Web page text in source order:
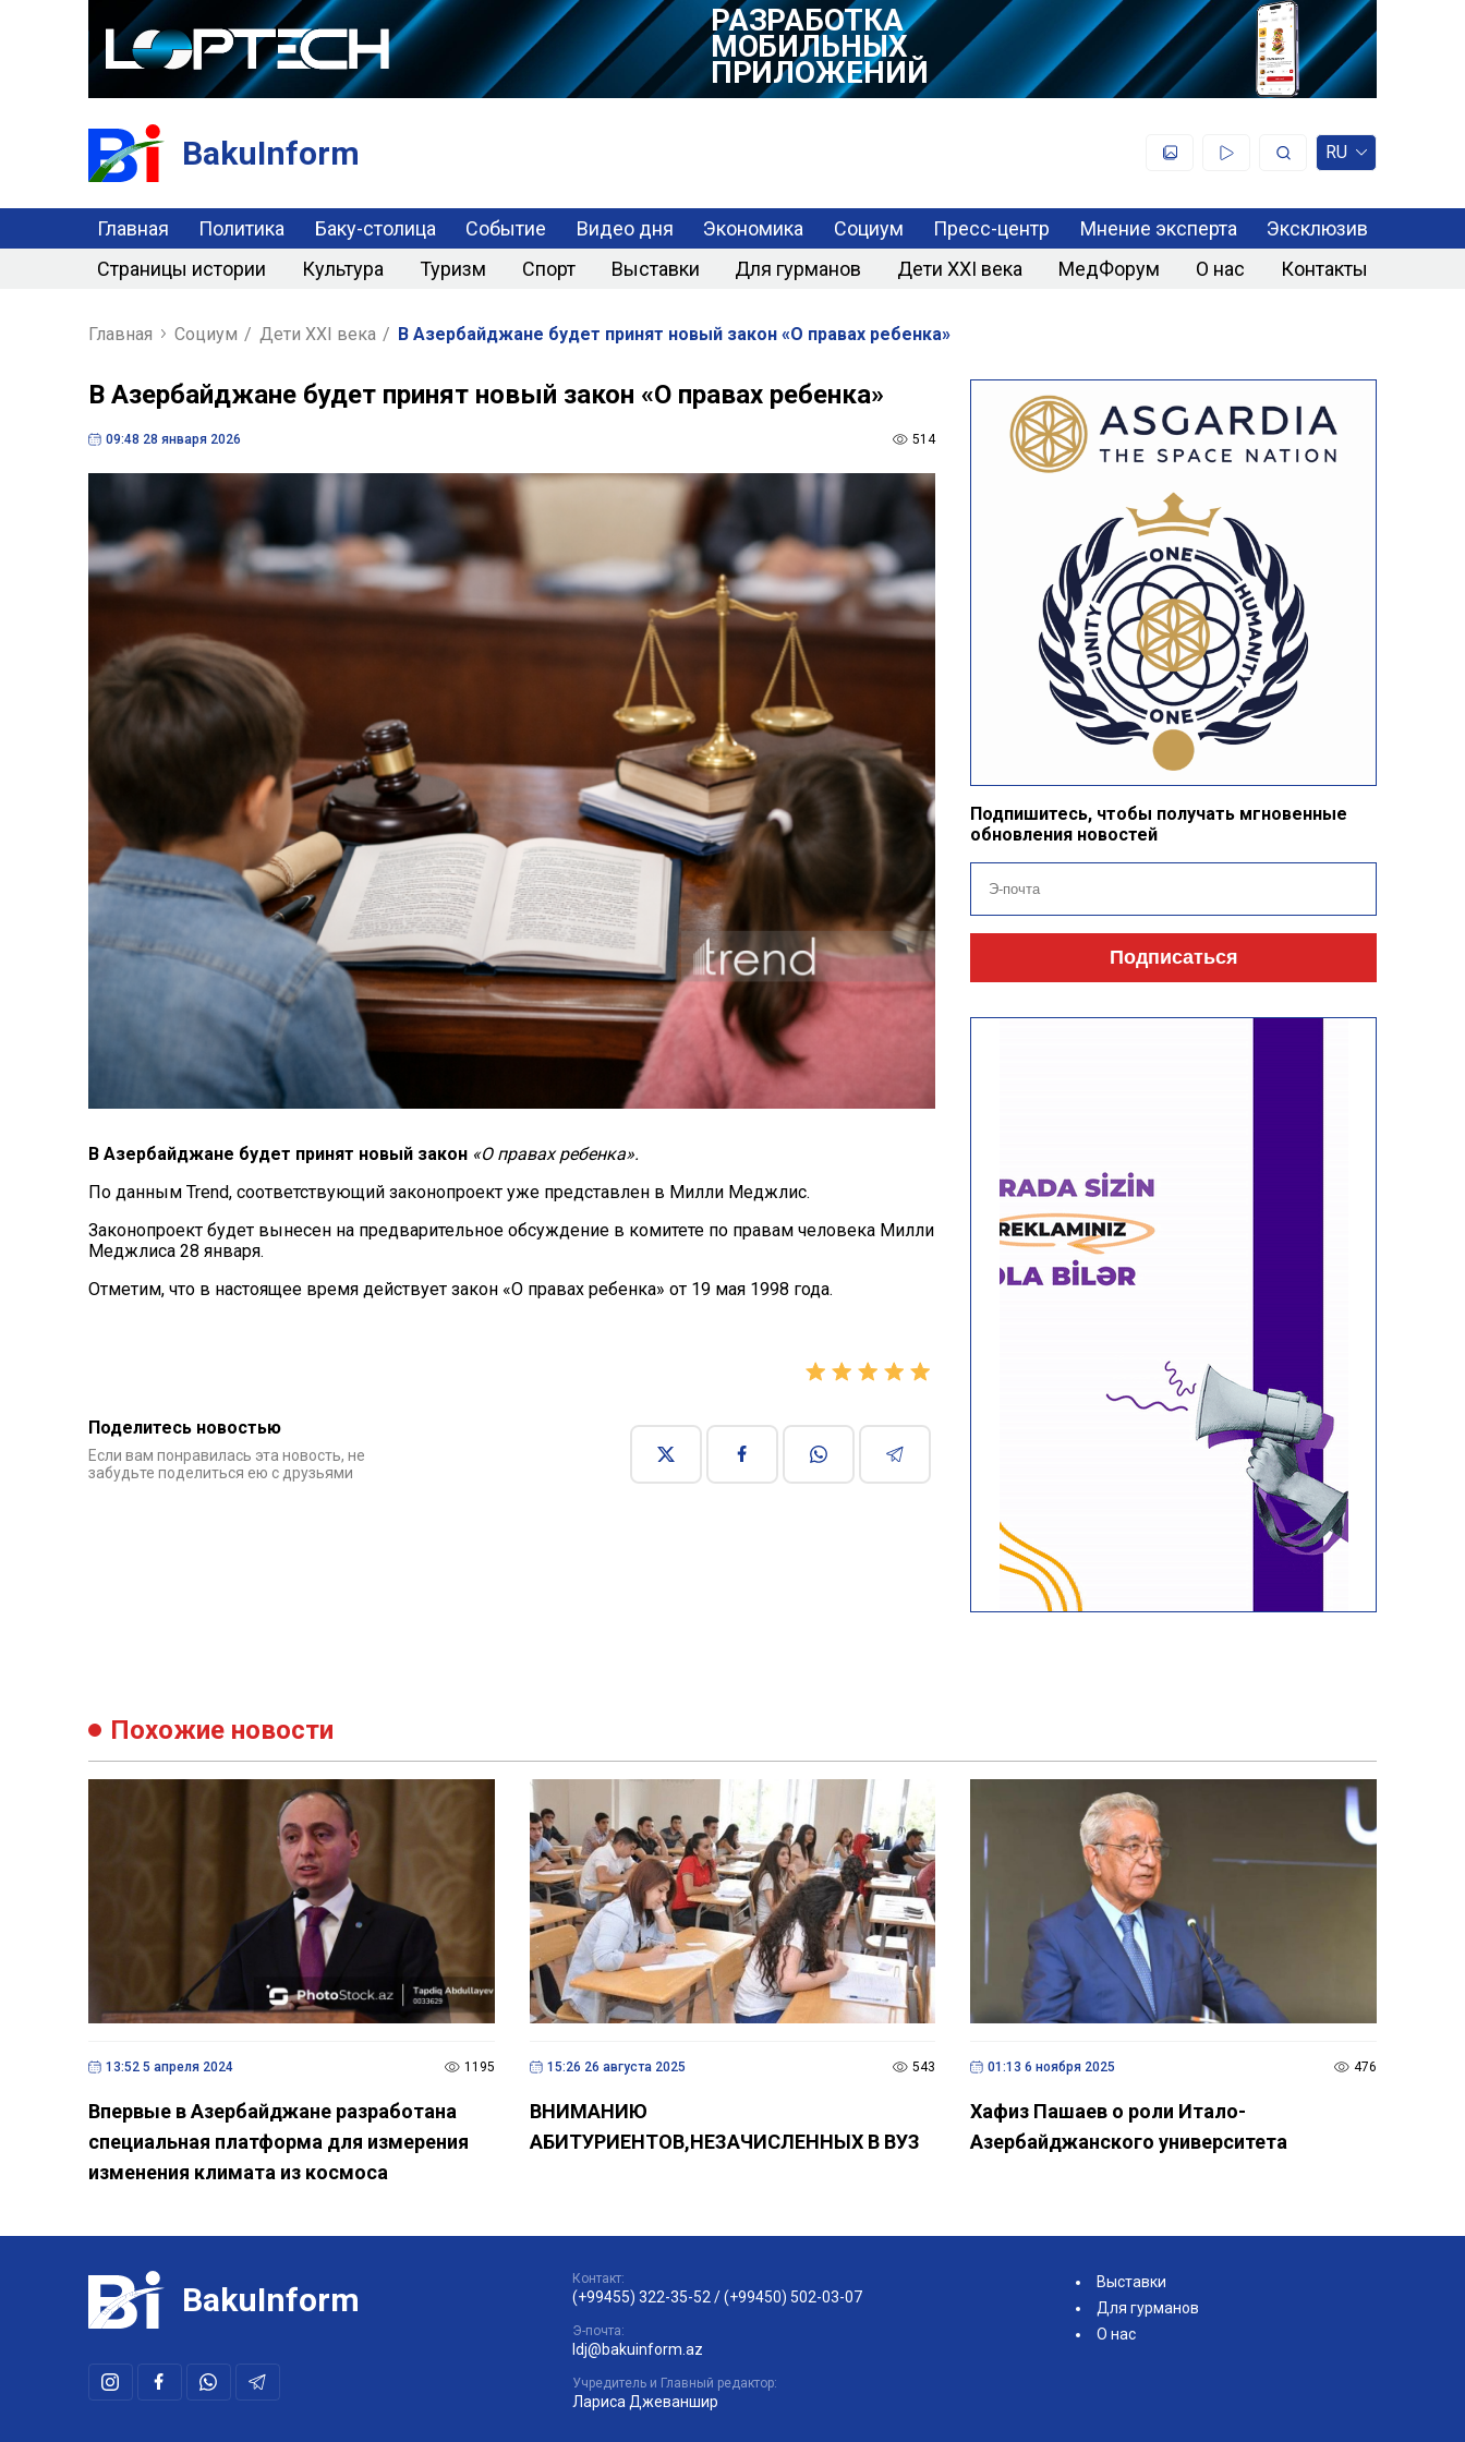
РАЗРАБОТКА
МОБИЛЬНЫХ
ПРИЛОЖЕНИЙ
BakuInform RU
Главная Политика Баку-столица Событие Видео дня Экономика Социум Пресс-центр Мнение эксперта
Эксклюзив
Страницы истории
Культура Туризм Спорт Выставки Для гурманов Дети XXI века МедФорум О нас Контакты
Главная Социум / Дети XXI века / В Азербайджане будет принят новый закон «О правах ребенка»
В Азербайджане будет принят новый закон «О правах ребенка»
09:48 28 января 2026 514
В Азербайджане будет принят новый закон «О правах ребенка».
По данным Trend, соответствующий законопроект уже представлен в Милли Меджлис.
Законопроект будет вынесен на предварительное обсуждение в комитете по правам человека Милли
Меджлиса 28 января.
Отметим, что в настоящее время действует закон «О правах ребенка» от 19 мая 1998 года.
Поделитесь новостью
Если вам понравилась эта новость, не
забудьте поделиться ею с друзьями
Подпишитесь, чтобы получать мгновенные
обновления новостей
Подписаться
Похожие новости
13:52 5 апреля 2024 1195
Впервые в Азербайджане разработана
специальная платформа для измерения
изменения климата из космоса
15:26 26 августа 2025 543
ВНИМАНИЮ
АБИТУРИЕНТОВ,НЕЗАЧИСЛЕННЫХ В ВУЗ
01:13 6 ноября 2025 476
Хафиз Пашаев о роли Итало-
Азербайджанского университета
BakuInform
Контакт:
(+99455) 322-35-52 /(+99450) 502-03-07
Э-почта:
ldj@bakuinform.az
Учредитель и Главный редактор:
Лариса Джеваншир
Выставки
Для гурманов
О нас